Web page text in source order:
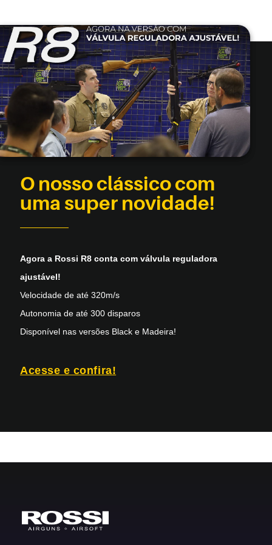
O nosso clássico com
uma super novidade!
Agora a Rossi R8 conta com válvula reguladora
ajustável!
Velocidade de até 320m/s
Autonomia de até 300 disparos
Disponível nas versões Black e Madeira!
Acesse e confira!